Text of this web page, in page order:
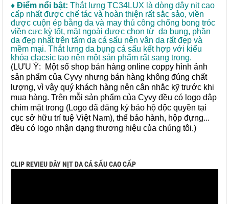
♦ Điểm nổi bật: Thắt lưng TC34LUX là dòng dây nịt cao
cấp nhất được chế tác và hoàn thiện rất sắc sảo, viền
được cuộn ép bằng da và may thủ công chống bong tróc
viền cực kỳ tốt, mặt ngoài được chọn từ da bụng, phần
da đẹp nhất trên tấm da cá sấu nên vân da rất đẹp và
mềm mại. Thắt lưng da bụng cá sấu kết hợp với kiểu
khóa clacsic tạo nên một sản phẩm rất sang trọng.
(LƯU Ý: Một số shop bán hàng online coppy hình ảnh
sản phẩm của Cyvy nhưng bán hàng không đúng chất
lượng, vì vậy quý khách hàng nên cân nhắc kỹ trước khi
mua hàng. Trên mỗi sản phẩm của Cyvy đều có logo dập
chìm mặt trong (Logo đã đăng ký bảo hộ độc quyền tại
cục sở hữu trí tuệ Việt Nam), thể bảo hành, hộp đựng...
đều có logo nhận dạng thương hiệu của chúng tôi.)
CLIP REVIEU DÂY NỊT DA CÁ SẤU CAO CẤP